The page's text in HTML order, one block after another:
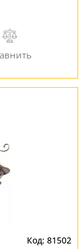
81502